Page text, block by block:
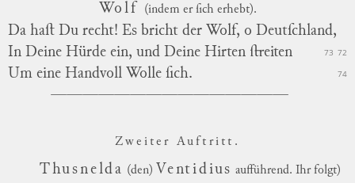
Wolf (indem er ſich erhebt).
Da haſt Du recht! Es bricht der Wolf, o Deutſchland,
72
In Deine Hürde ein, und Deine Hirten ſtreiten 73
Um eine Handvoll Wolle ſich. 74
Zweiter Auft ritt.
Thusnelda (den) Ventidius aufführend. Ihr folgt)